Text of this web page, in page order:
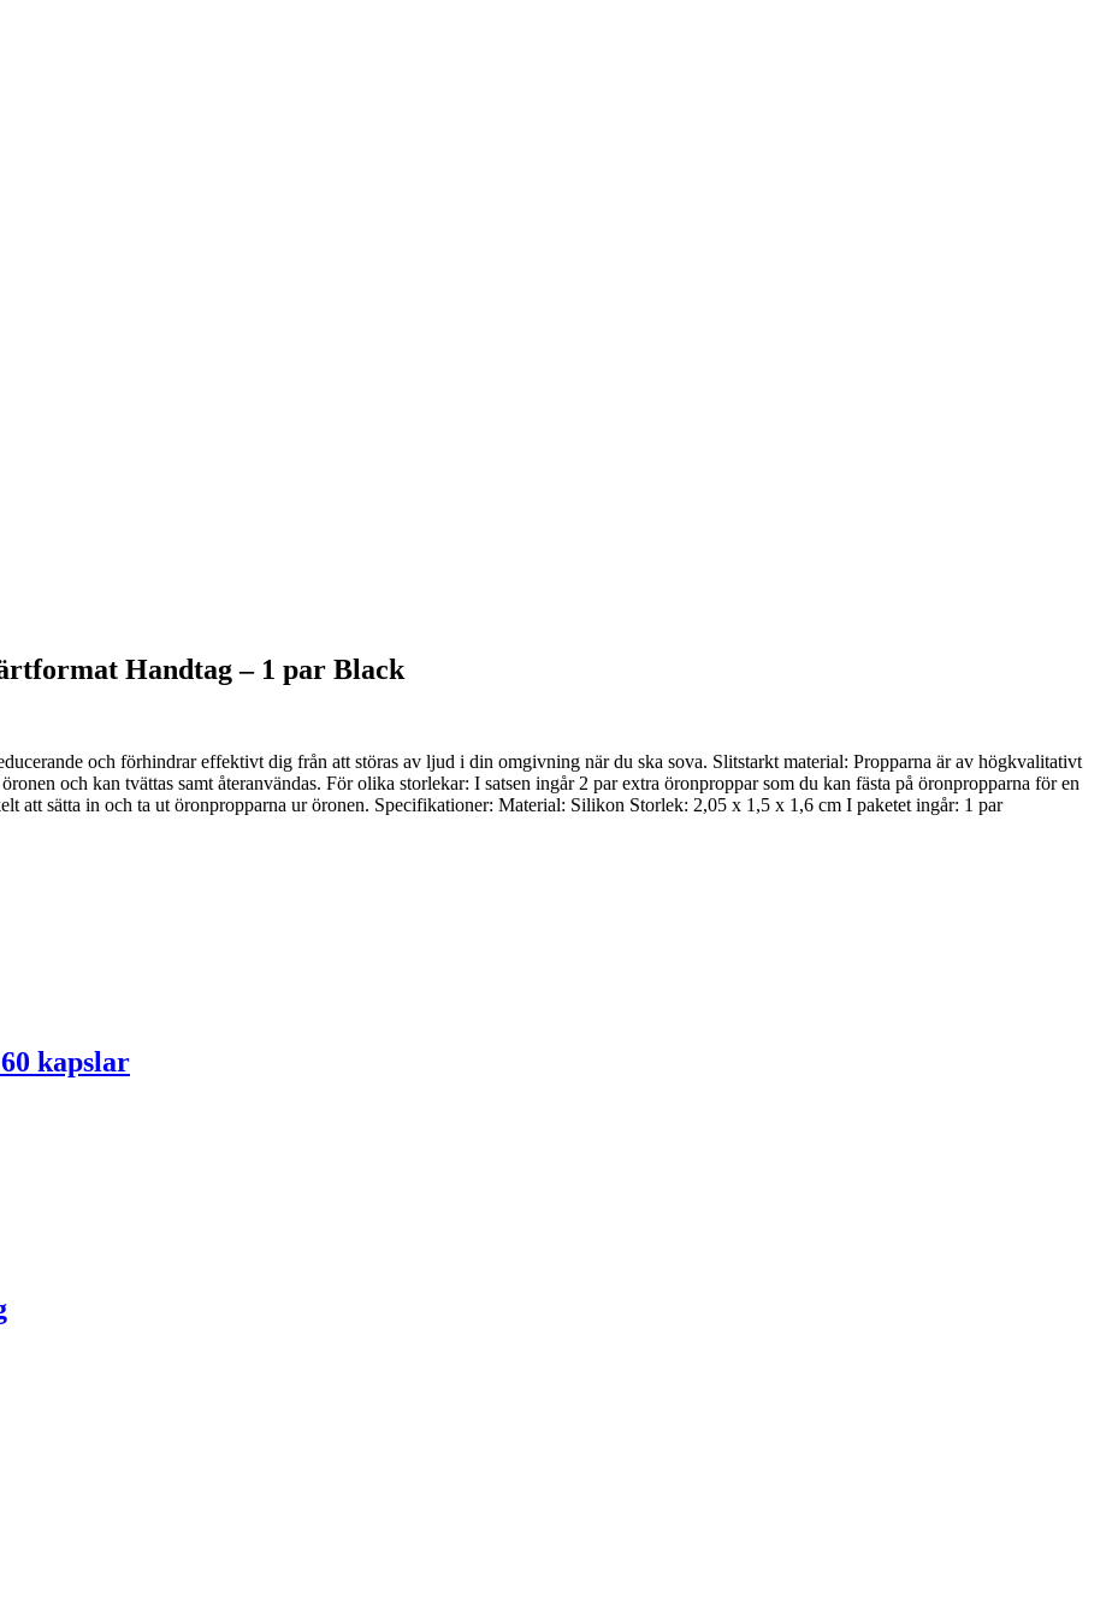
Handtag – 1 par Black
och förhindrar effektivt dig från att störas av ljud i din omgivning när du ska sova. Slitstarkt material: Propparna är av högkvalitativt
och kan tvättas samt återanvändas. För olika storlekar: I satsen ingår 2 par extra öronproppar som du kan fästa på öronpropparna för en
att sätta in och ta ut öronpropparna ur öronen. Specifikationer: Material: Silikon Storlek: 2,05 x 1,5 x 1,6 cm I paketet ingår: 1 par
kapslar